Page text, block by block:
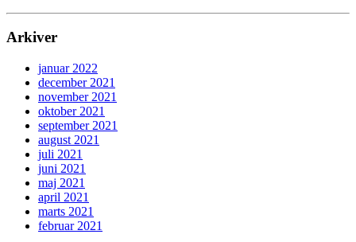
Arkiver
januar 2022
december 2021
november 2021
oktober 2021
september 2021
august 2021
juli 2021
juni 2021
maj 2021
april 2021
marts 2021
februar 2021